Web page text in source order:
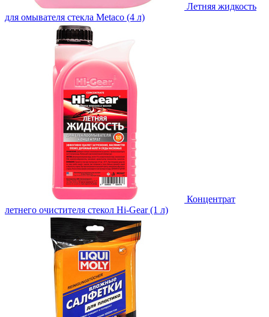
Летняя жидкость
для омывателя стекла Metaco (4 л)
Концентрат
летнего очистителя стекол Hi-Gear (1 л)